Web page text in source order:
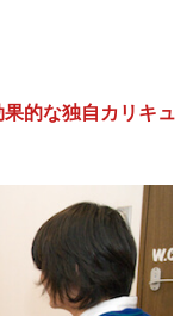
的な独自カリキュ